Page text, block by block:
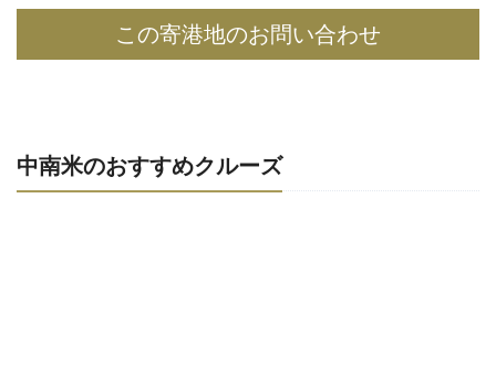
この寄港地のお問い合わせ
中南米のおすすめクルーズ